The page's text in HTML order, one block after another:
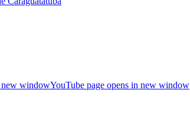
new windowYouTube page opens in new window